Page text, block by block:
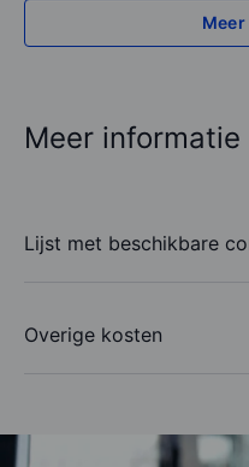
Meer informatie
Lijst met beschikbare
Overige kosten